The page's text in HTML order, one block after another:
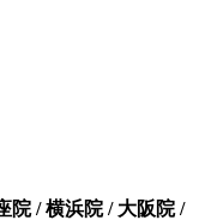
院 / 横浜院 / 大阪院 /